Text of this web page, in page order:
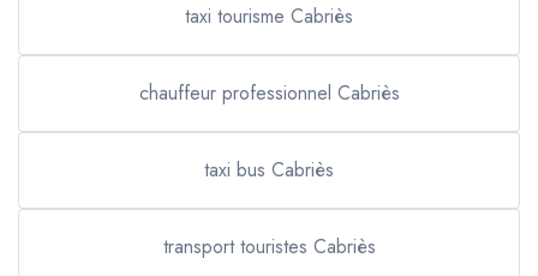
taxi tourisme Cabriès
chauffeur professionnel Cabriès
taxi bus Cabriès
transport touristes Cabriès